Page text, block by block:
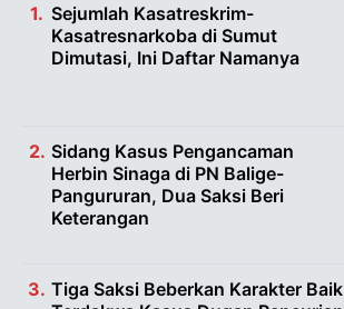
Sejumlah Kasatreskrim-
Kasatresnarkoba di Sumut
Dimutasi, Ini Daftar Namanya
Sidang Kasus Pengancaman
Herbin Sinaga di PN Balige-
Pangururan, Dua Saksi Beri
Keterangan
Tiga Saksi Beberkan Karakter Baik